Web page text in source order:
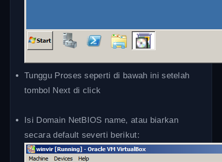
Tunggu Proses seperti di bawah ini setelah
tombol Next di click
Isi Domain NetBIOS name, atau biarkan
secara default severti berikut: